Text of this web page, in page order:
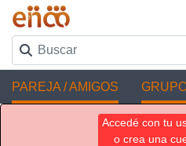
PAREJA / AMIGOS
Accedé con tu
o crea una